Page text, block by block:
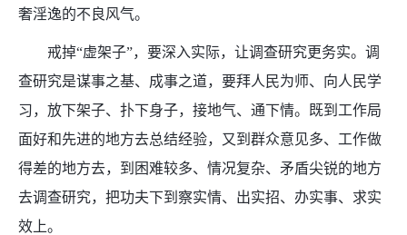
奢淫逸的不良风气。
戒掉“虚架子”，要深入实际，让调查研究更务实。调
查研究是谋事之基、成事之道，要拜人民为师、向人民学
习，放下架子、扑下身子，接地气、通下情。既到工作局
面好和先进的地方去总结经验，又到群众意见多、工作做
得差的地方去，到困难较多、情况复杂、矛盾尖锐的地方
去调查研究，把功夫下到察实情、出实招、办实事、求实
效上。